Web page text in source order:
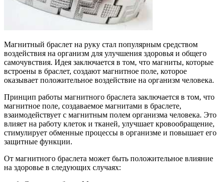
Магнитный браслет на руку стал популярным средством
воздействия на организм для улучшения здоровья и общего
самочувствия. Идея заключается в том, что магниты, которые
встроены в браслет, создают магнитное поле, которое
оказывает положительное воздействие на организм человека.
Принцип работы магнитного браслета заключается в том, что
магнитное поле, создаваемое магнитами в браслете,
взаимодействует с магнитным полем организма человека. Это
влияет на работу клеток и тканей, улучшает кровообращение,
стимулирует обменные процессы в организме и повышает его
защитные функции.
От магнитного браслета может быть положительное влияние
на здоровье в следующих случаях: